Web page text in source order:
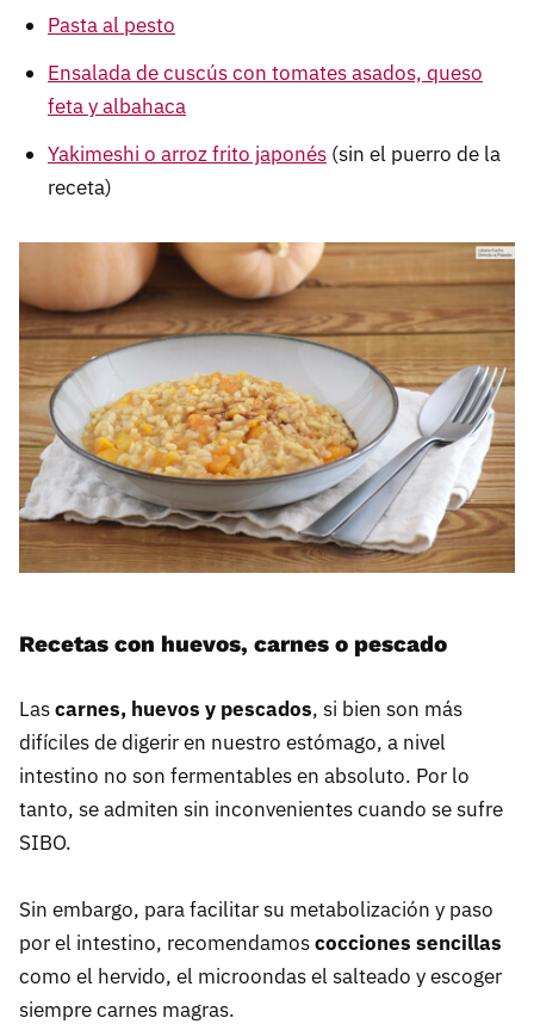
Pasta al pesto
Ensalada de cuscús con tomates asados, queso
feta y albahaca
Yakimeshi o arroz frito japonés (sin el puerro de la
receta)
Recetas con huevos, carnes o pescado
Lascarnes, huevos y pescados, si bien son más
difíciles de digerir en nuestro estómago, a nivel
intestino no son fermentables en absoluto. Por lo
tanto, se admiten sin inconvenientes cuando se sufre
SIBO.
Sin embargo, para facilitar su metabolización y paso
por el intestino, recomendamoscocciones sencillas
como el hervido, el microondas el salteado y escoger
siempre carnes magras.